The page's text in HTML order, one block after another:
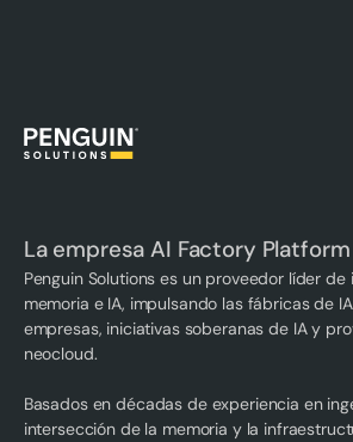
La empresa AI Factory Platform
Penguin Solutions es un proveedor líder
memoria e IA, impulsando las fábricas de
empresas, iniciativas soberanas de IA y
neocloud.
Basados en décadas de experiencia en
intersección de la memoria y la